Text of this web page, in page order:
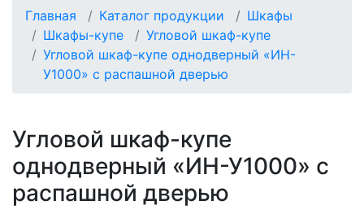
Главная
Каталог продукции
Шкафы
Шкафы-купе
Угловой шкаф-купе
Угловой шкаф-купе однодверный «ИН-
У1000» с распашной дверью
Угловой шкаф-купе
однодверный «ИН-У1000» с
распашной дверью